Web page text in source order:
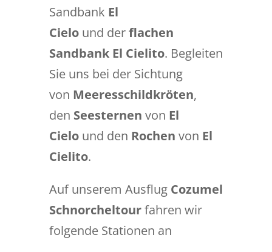
Sandbank El
Cielo und derflachen
Sandbank El Cielito. Begleiten
Sie uns bei der Sichtung
von Meeresschildkröten,
den Seesternen von El
Cielound den Rochen von El
Cielito.
Auf unserem Ausflug Cozumel
Schnorcheltourfahren wir
folgende Stationen an